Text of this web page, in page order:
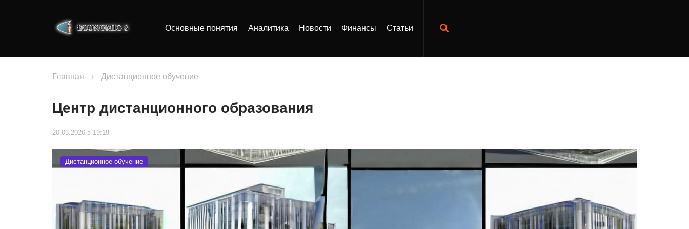
Основные понятия Аналитика Новости Финансы Статьи
Главная › Дистанционное обучение
Центр дистанционного образования
20.03.2026 в 19:19
Дистанционное обучение